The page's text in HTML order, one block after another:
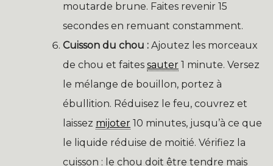
moutarde brune. Faites revenir 15
secondes en remuant constamment.
Cuisson du chou : Ajoutez les morceaux
de chou et faites sauter 1 minute. Versez
le mélange de bouillon, portez à
ébullition. Réduisez le feu, couvrez et
laissez mijoter 10 minutes, jusqu’à ce que
le liquide réduise de moitié. Vérifiez la
cuisson : le chou doit être tendre mais